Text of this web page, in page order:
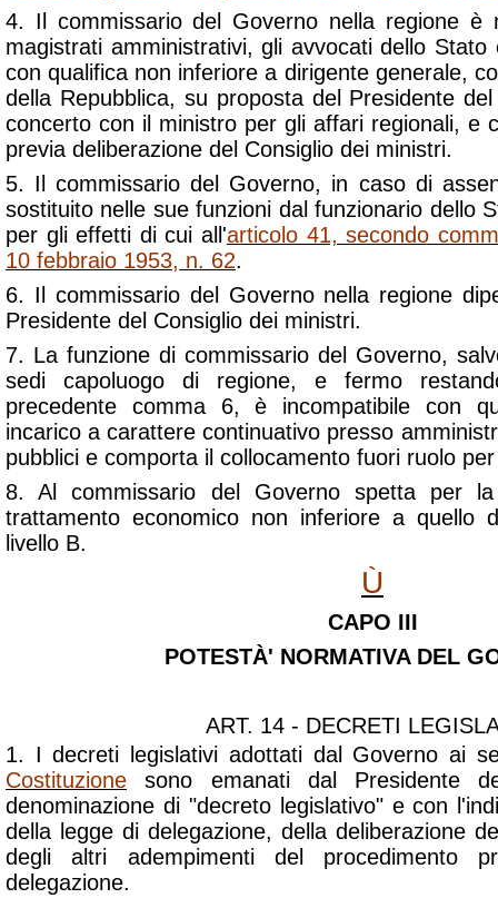
4. Il commissario del Governo nella regione
magistrati amministrativi, gli avvocati dello
con qualifica non inferiore a dirigente generale,
della Repubblica, su proposta del Presidente
concerto con il ministro per gli affari regionali, e
previa deliberazione del Consiglio dei ministri.
5. Il commissario del Governo, in caso di
sostituito nelle sue funzioni dal funzionario dello
per gli effetti di cui all'articolo 41, secondo
10 febbraio 1953, n. 62.
6. Il commissario del Governo nella regione
Presidente del Consiglio dei ministri.
7. La funzione di commissario del Governo,
sedi capoluogo di regione, e fermo
precedente comma 6, è incompatibile con
incarico a carattere continuativo presso
pubblici e comporta il collocamento fuori ruolo
8. Al commissario del Governo spetta per
trattamento economico non inferiore a quello
livello B.
Ù
CAPO III
POTESTÀ' NORMATIVA DEL
ART. 14 - DECRETI
1. I decreti legislativi adottati dal Governo ai
Costituzione sono emanati dal Presidente
denominazione di "decreto legislativo" e con
della legge di delegazione, della deliberazione
degli altri adempimenti del procedimento
delegazione.